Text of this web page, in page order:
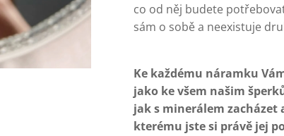
co od něj budete
sám o sobě a neexistuje
Ke každému náramku
jako ke všem našim
jak s minerálem
kterému jste si právě jej